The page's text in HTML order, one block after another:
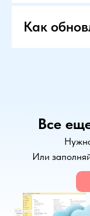
Как
Все
Или